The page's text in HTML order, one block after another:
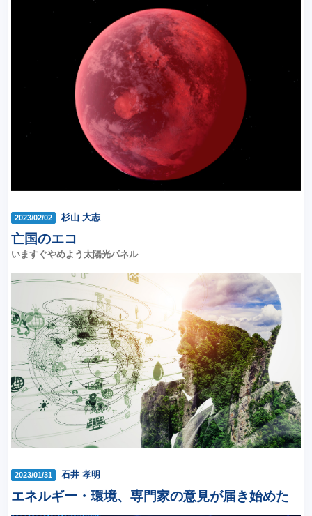
2023/02/02 杉山 大志
亡国のエコ
いますぐやめよう太陽光パネル
2023/01/31 石井 孝明
エネルギー・環境、専門家の意見が届き始めた